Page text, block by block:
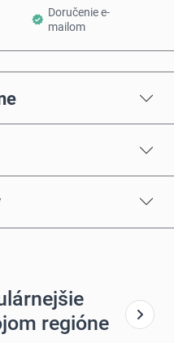
Doručenie e-
mailom
regióne